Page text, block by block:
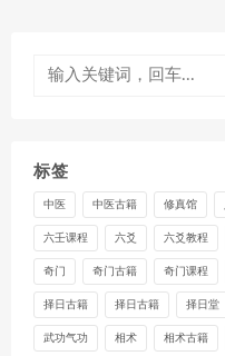
标签
中医 中医古籍 修真馆
六壬课程 六爻 六爻教程
奇门 奇门古籍 奇门课程
择日古籍 择日古籍 择日堂
武功气功 相术 相术古籍